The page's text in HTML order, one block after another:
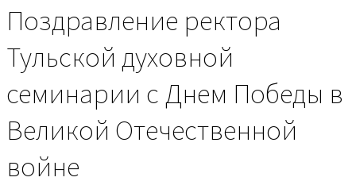
Поздравление ректора
Тульской духовной
семинарии с Днем Победы в
Великой Отечественной
войне